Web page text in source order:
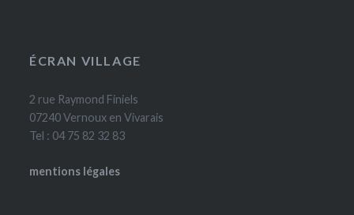
ÉCRAN VILLAGE
2 rue Raymond Finiels
07240 Vernoux en Vivarais
Tel : 04 75 82 32 83
mentions légales